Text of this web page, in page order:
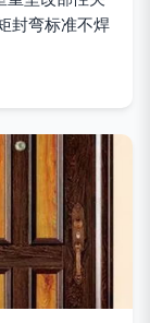
封弯标准不焊